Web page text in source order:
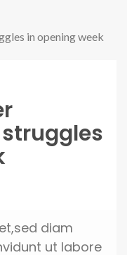
in opening week
diam
ut labore